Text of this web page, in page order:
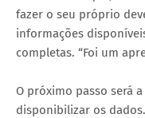
fazer o seu próprio
informações
completas. “Foi um
O próximo passo será
disponibilizar os